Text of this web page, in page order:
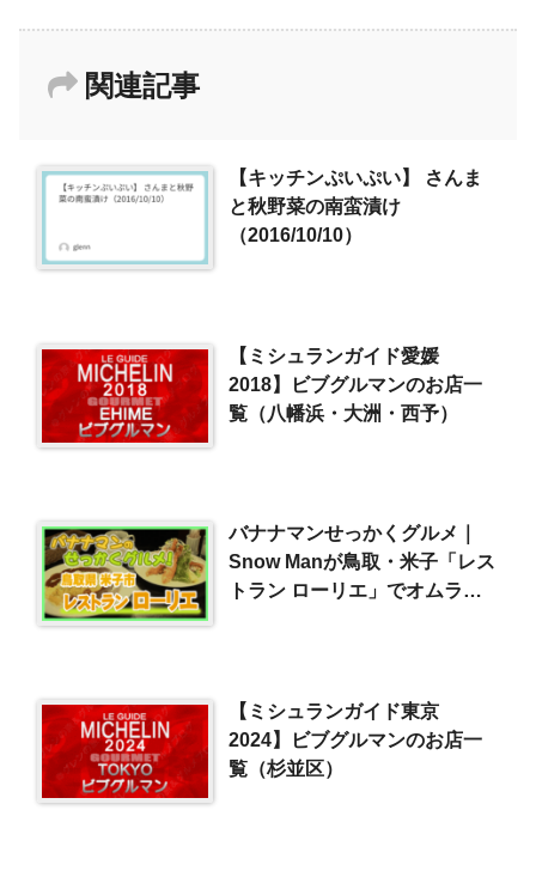
関連記事
【キッチンぷいぷい】 さんま
と秋野菜の南蛮漬け
（2016/10/10）
【ミシュランガイド愛媛
2018】ビブグルマンのお店一
覧（八幡浜・大洲・西予）
バナナマンせっかくグルメ｜
Snow Manが鳥取・米子「レス
トラン ローリエ」でオムライ
【ミシュランガイド東京
2024】ビブグルマンのお店一
覧（杉並区）